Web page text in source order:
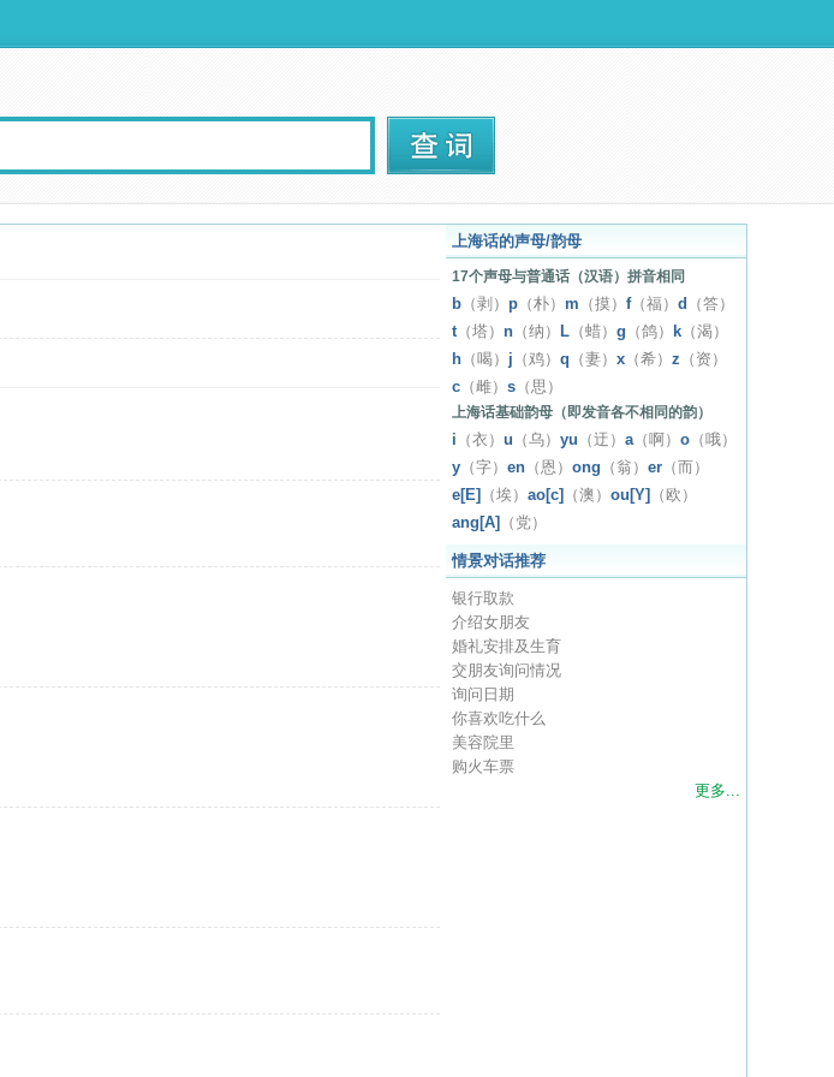
上海话的声母/韵母
17个声母与普通话（汉语）拼音相同
b （剥） p （朴） m （摸） f（福） d
（答）
t（塔） n （纳） L （蜡） g （鸽） k （渴）
h （喝） j （鸡） q （妻） x （希） z （资）
c （雌） s （思）
上海话基础韵母（即发音各不相同的韵）
i （衣） u （乌） yu （迂） a（啊） o （哦）
y （字） en （恩） ong （翁） er （而）
e[E]
（埃） ao[c] （澳） ou[Y]
（欧）
ang[A]
（党）
情景对话推荐
银行取款
介绍女朋友
婚礼安排及生育
交朋友询问情况
询问日期
你喜欢吃什么
美容院里
购火车票
更多...